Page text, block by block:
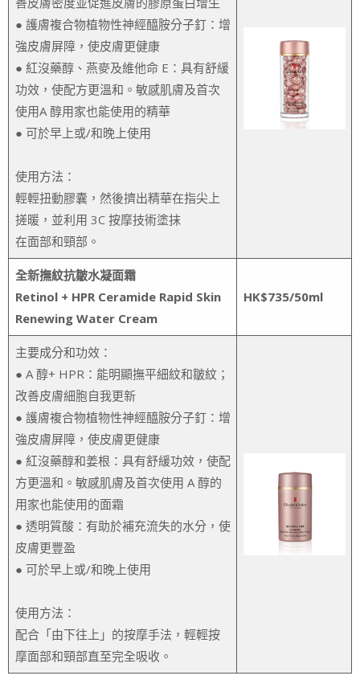
● 護膚複合物植物性神經醯胺分子釘：增
強皮膚屏障，使皮膚更健康
● 紅沒藥醇、燕麥及維他命 E：具有舒緩
功效，使配方更溫和。敏感肌膚及首次
使用A 醇用家也能使用的精華
● 可於早上或/和晚上使用
使用方法：
輕輕扭動膠囊，然後擠出精華在指尖上
搓暖，並利用 3C 按摩技術塗抹
在面部和頸部。
全新撫紋抗皺水凝面霜
Retinol + HPR Ceramide Rapid Skin
Renewing Water Cream
HK$735/50ml
主要成分和功效：
● A 醇+ HPR：能明顯撫平細紋和皺紋；
改善皮膚細胞自我更新
● 護膚複合物植物性神經醯胺分子釘：增
強皮膚屏障，使皮膚更健康
● 紅沒藥醇和姜根：具有舒緩功效，使配
方更溫和。敏感肌膚及首次使用 A 醇的
用家也能使用的面霜
● 透明質酸：有助於補充流失的水分，使
皮膚更豐盈
● 可於早上或/和晚上使用
使用方法：
配合「由下往上」的按摩手法，輕輕按
摩面部和頸部直至完全吸收。